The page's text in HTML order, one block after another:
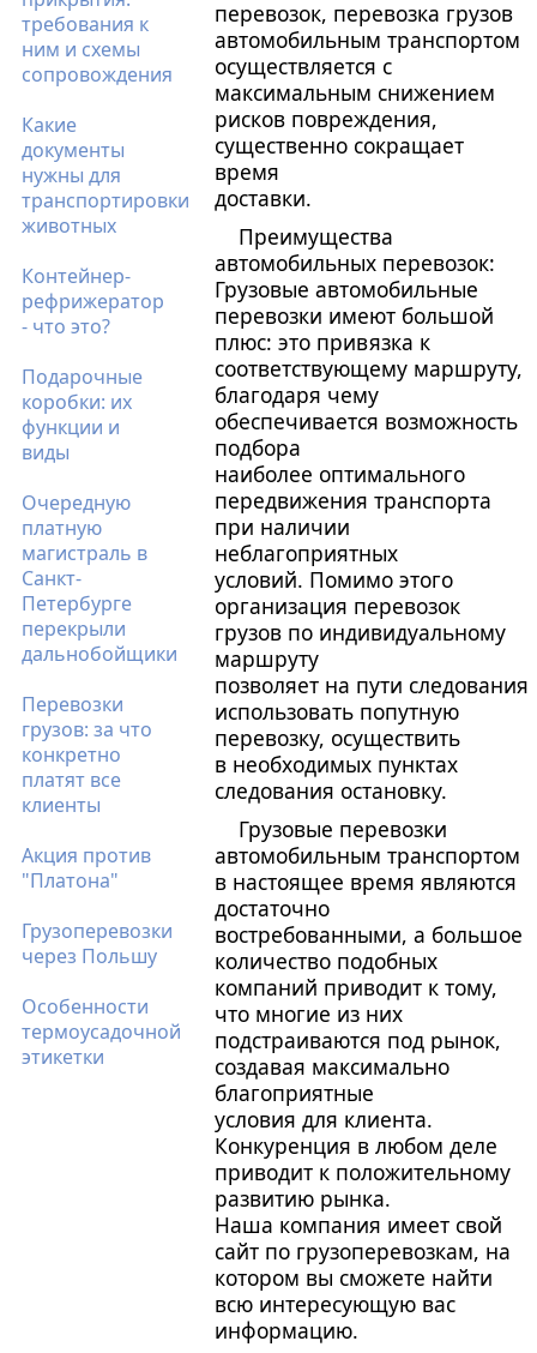
требования к
ним и схемы
сопровождения
Какие
документы
нужны для
транспортировки
животных
Контейнер-
рефрижератор
- что это?
Подарочные
коробки: их
функции и
виды
Очередную
платную
магистраль в
Санкт-
Петербурге
перекрыли
дальнобойщики
Перевозки
грузов: за что
конкретно
платят все
клиенты
Акция против
"Платона"
Грузоперевозки
через Польшу
Особенности
термоусадочной
этикетки
перевозок, перевозка грузов
автомобильным транспортом
осуществляется с
максимальным снижением
рисков повреждения,
существенно сокращает
время
доставки.
Преимущества
автомобильных перевозок:
Грузовые автомобильные
перевозки имеют большой
плюс: это привязка к
соответствующему маршруту,
благодаря чему
обеспечивается возможность
подбора
наиболее оптимального
передвижения транспорта
при наличии
неблагоприятных
условий. Помимо этого
организация перевозок
грузов по индивидуальному
маршруту
позволяет на пути следования
использовать попутную
перевозку, осуществить
в необходимых пунктах
следования остановку.
Грузовые перевозки
автомобильным транспортом
в настоящее время являются
достаточно
востребованными, а большое
количество подобных
компаний приводит к тому,
что многие из них
подстраиваются под рынок,
создавая максимально
благоприятные
условия для клиента.
Конкуренция в любом деле
приводит к положительному
развитию рынка.
Наша компания имеет свой
сайт по грузоперевозкам, на
котором вы сможете найти
всю интересующую вас
информацию.